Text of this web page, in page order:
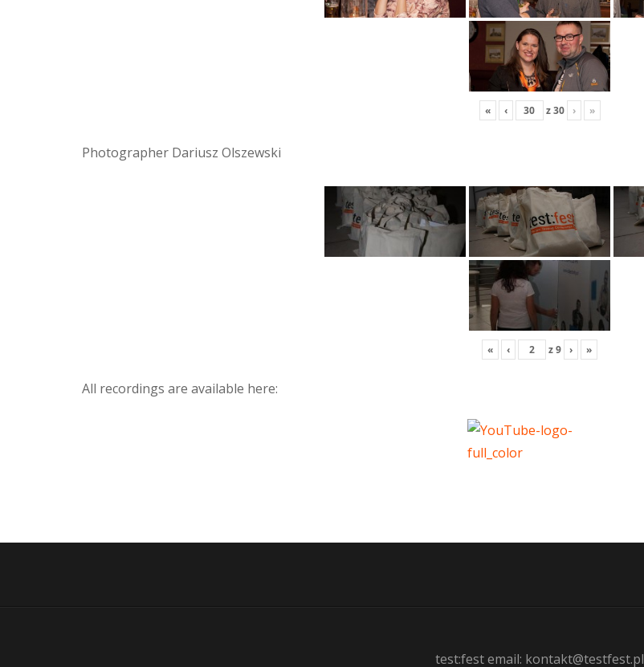
« ‹ z30 › »
Photographer Dariusz Olszewski
« ‹ z9 › »
All recordings are available here:
test:fest email: kontakt@testfest.pl